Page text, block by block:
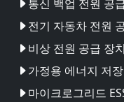
통신 백업 전원 공
전기 자동차 전원
비상 전원 공급 장치
가정용 에너지 저
마이크로그리드